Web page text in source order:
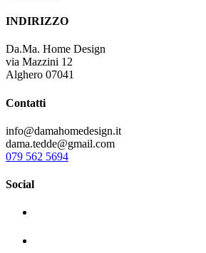
INDIRIZZO
Da.Ma. Home Design
via Mazzini 12
Alghero 07041
Contatti
info@damahomedesign.it
dama.tedde@gmail.com
079 562 5694
Social